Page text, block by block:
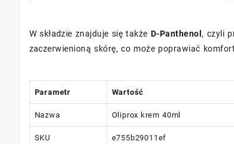
W składzie znajduje się także D-Panthenol, czyli
zaczerwienioną skórę, co może poprawiać
Parametr Wartość
Nazwa Oliprox krem 40ml
SKU e755b29011ef